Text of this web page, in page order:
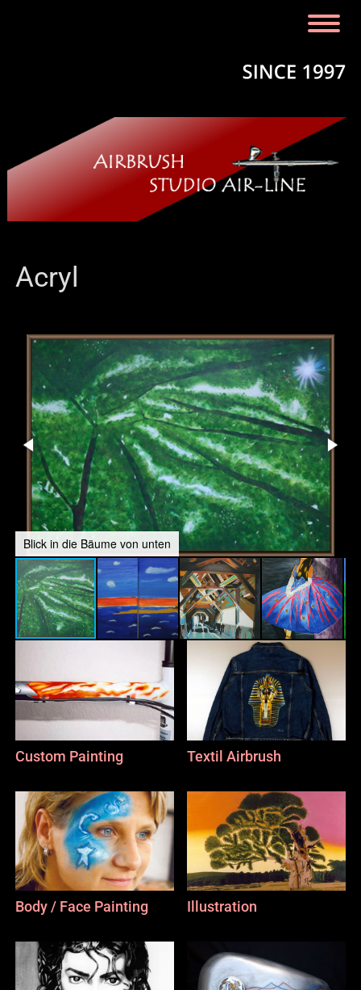
Acryl
Blick in die Bäume von unten
Custom Painting Textil Airbrush
Body / Face Painting Illustration